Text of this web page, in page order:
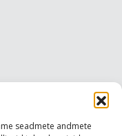
seadmete andmete